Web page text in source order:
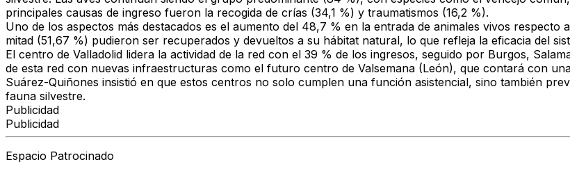
principales causas de ingreso fueron la recogida de crías (34,1 %) y traumatismos (16,2 %).
Uno de los aspectos más destacados es el aumento del 48,7 % en la entrada de animales vivos
mitad (51,67 %) pudieron ser recuperados y devueltos a su hábitat natural, lo que refleja la eficacia del
El centro de Valladolid lidera la actividad de la red con el 39 % de los ingresos, seguido por Burgos,
de esta red con nuevas infraestructuras como el futuro centro de Valsemana (León), que contará con
Suárez-Quiñones insistió en que estos centros no solo cumplen una función asistencial, sino también
fauna silvestre.
Publicidad
Publicidad
Espacio Patrocinado